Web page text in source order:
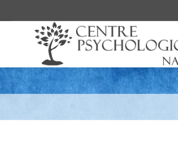
Qu’est-ce qu’un bon
professionnelle et vie